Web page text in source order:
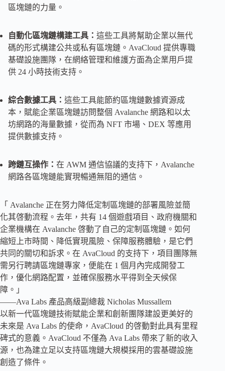
區塊鏈的力量。
自動化區塊鏈構建工具： 這些工具將幫助企業以無代
碼的形式構建公共或私有區塊鏈。AvaCloud 提供專職
基礎設施團隊，在網絡管理和維護方面為企業用戶提
供 24 小時技術支持。
綜合數據工具： 這些工具能節約區塊鏈數據資源成
本，賦能企業區塊鏈訪問整個 Avalanche 網路和以太
坊網路的海量數據，從而為 NFT 市場、DEX 等應用
提供數據支持。
跨鏈互操作： 在 AWM 通信協議的支持下，Avalanche
網路各區塊鏈能實現暢通無阻的通信。
「 Avalanche 正在努力降低定制區塊鏈的部署風險並簡
化其啓動流程。去年，共有 14 個遊戲項目、政府機關和
企業機構在 Avalanche 啓動了自己的定制區塊鏈。如何
縮短上市時間、降低實現風險、保障服務體驗，是它們
共同的關切和訴求。在 AvaCloud 的支持下，項目團隊無
需另行聘請區塊鏈專家，便能在 1 個月內完成開發工
作，優化網路配置，並確保服務水平得到全天候保
障。」
——Ava Labs 產品高級副總裁 Nicholas Mussallem
以新一代區塊鏈技術賦能企業和創新團隊建設更美好的
未來是 Ava Labs 的使命，AvaCloud 的啓動對此具有里程
碑式的意義。AvaCloud 不僅為 Ava Labs 帶來了新的收入
源，也為建立足以支持區塊鏈大規模採用的雲基礎設施
創造了條件。